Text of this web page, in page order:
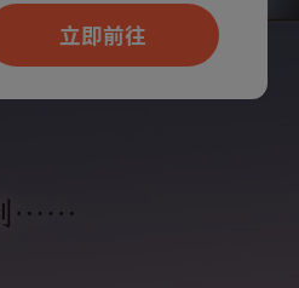
立即前往